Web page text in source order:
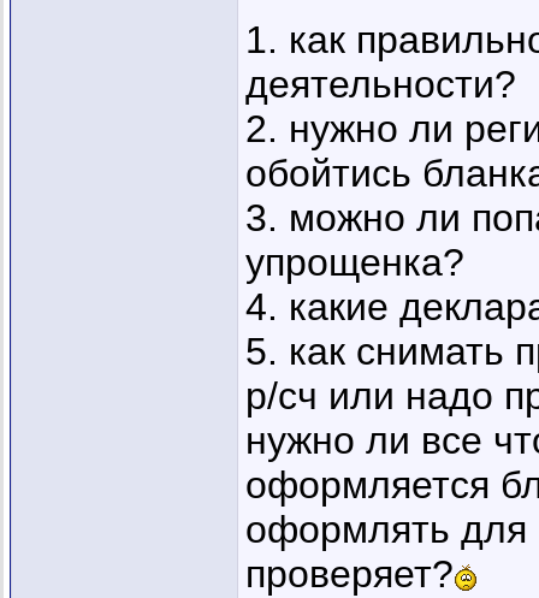
1. как
деятельности?
2. нужно ли
обойтись
3. можно ли
упрощенка?
4. какие
5. как снимать
р/сч или надо
нужно ли все
оформляется
оформлять для
проверяет?